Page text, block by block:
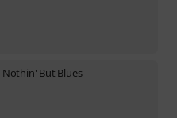
Nothin' But Blues